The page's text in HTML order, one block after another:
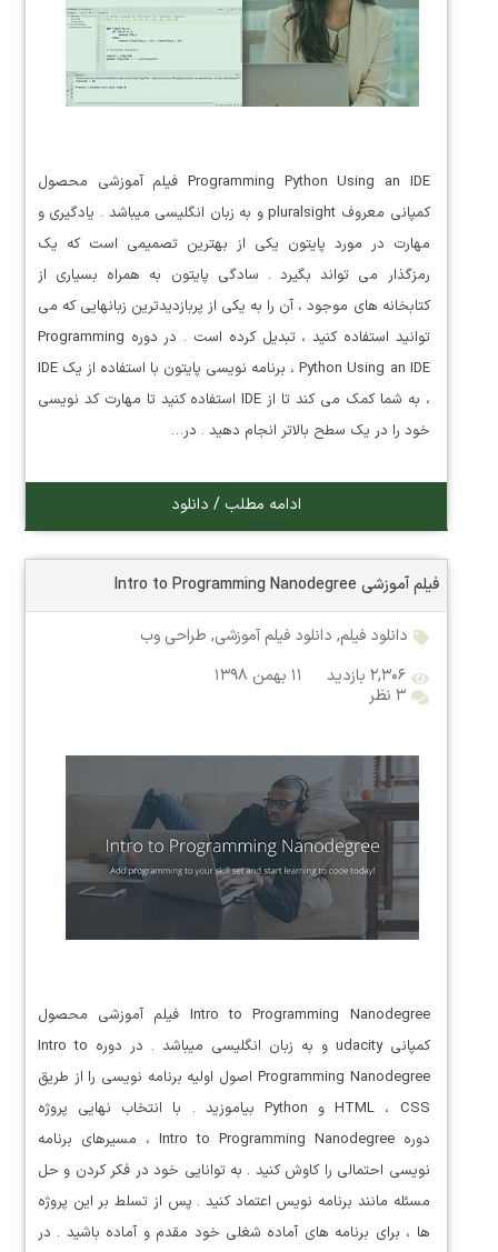
Programming Python Using an IDE فیلم آموزشی محصول
کمپانی معروف pluralsight و به زبان انگلیسی میباشد . یادگیری و
مهارت در مورد پایتون یکی از بهترین تصمیمی است که یک
رمزگذار می تواند بگیرد . سادگی پایتون به همراه بسیاری از
کتابخانه های موجود ، آن را به یکی از پربازدیدترین زبانهایی که می
توانید استفاده کنید ، تبدیل کرده است . در دوره Programming
Python Using an IDE ، برنامه نویسی پایتون با استفاده از یک IDE
، به شما کمک می کند تا از IDE استفاده کنید تا مهارت کد نویسی
خود را در یک سطح بالاتر انجام دهید . در…
ادامه مطلب / دانلود
فیلم آموزشی Intro to Programming Nanodegree
دانلود فیلم, دانلود فیلم آموزشی, طراحی وب
۲,۳۰۶ بازدید
۱۱ بهمن ۱۳۹۸
۳ نظر
Intro to Programming Nanodegree فیلم آموزشی محصول
کمپانی udacity و به زبان انگلیسی میباشد . در دوره Intro to
Programming Nanodegree اصول اولیه برنامه نویسی را از طریق
HTML ، CSS و Python بیاموزید . با انتخاب نهایی پروژه
دوره Intro to Programming Nanodegree ، مسیرهای برنامه
نویسی احتمالی را کاوش کنید . به توانایی خود در فکر کردن و حل
مسئله مانند برنامه نویس اعتماد کنید . پس از تسلط بر این پروژه
ها ، برای برنامه های آماده شغلی خود مقدم و آماده باشید . در